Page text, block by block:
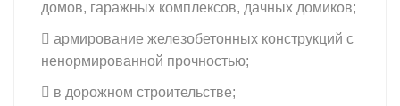
домов, гаражных комплексов, дачных домиков;
 армирование железобетонных конструкций с
ненормированной прочностью;
 в дорожном строительстве;